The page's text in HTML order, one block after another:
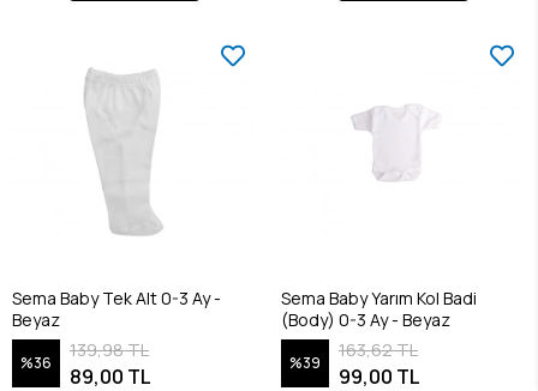
Sema Baby Tek Alt 0-3 Ay -
Beyaz
%36
139,98 TL
89,00 TL
Sema Baby Yarım Kol Badi
(Body) 0-3 Ay - Beyaz
%39
163,62 TL
99,00 TL